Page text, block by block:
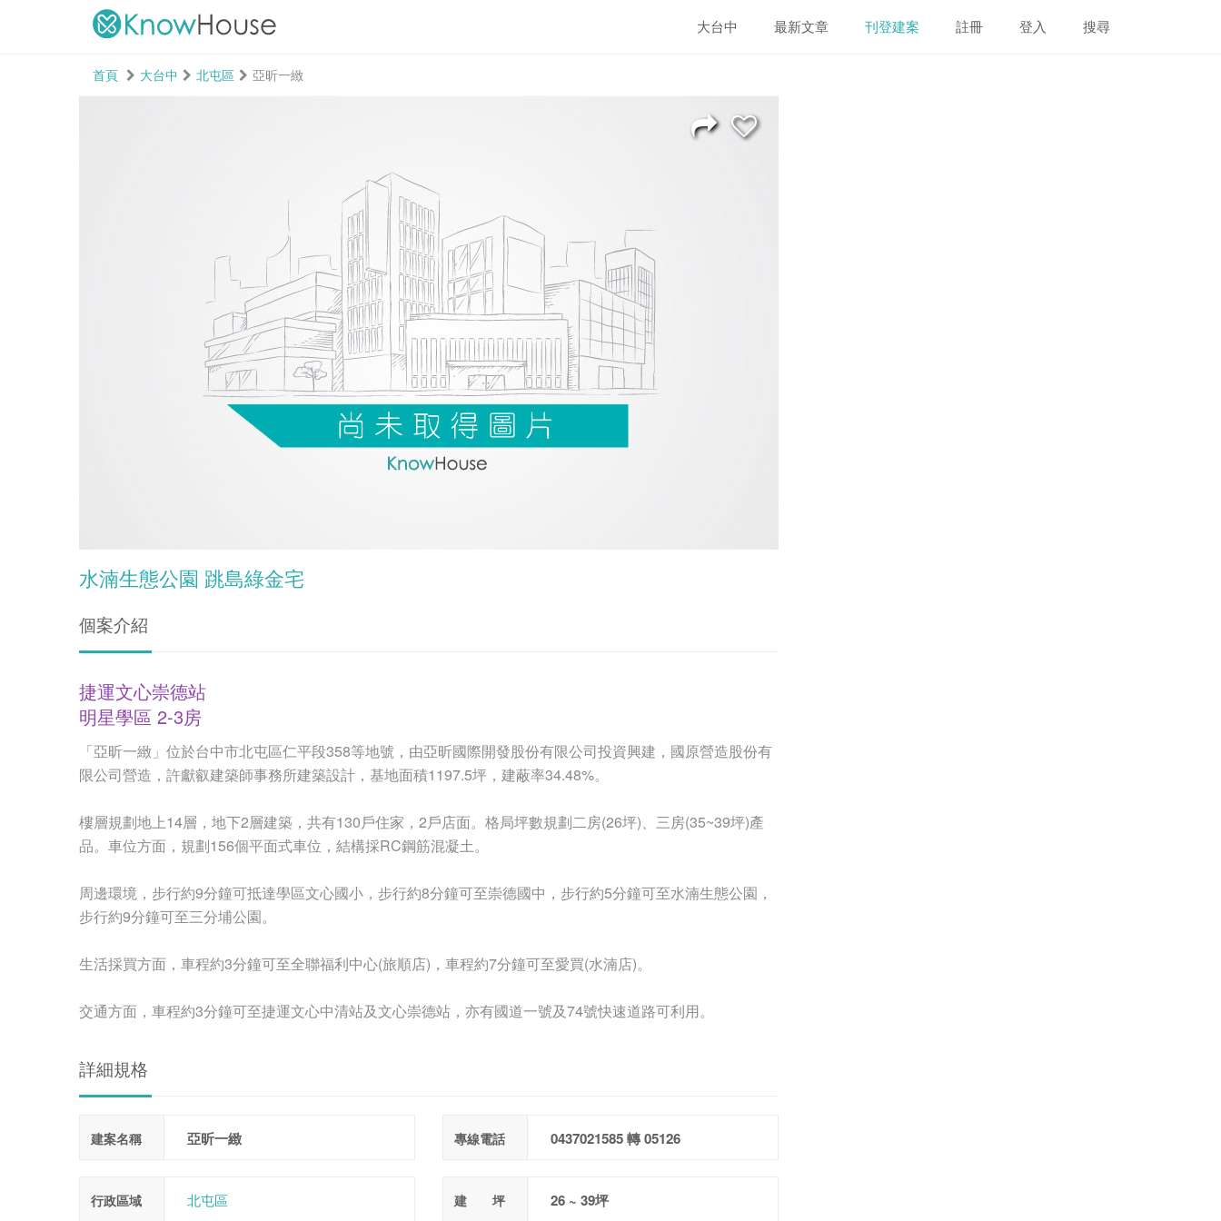
大台中 最新文章 刊登建案 註冊 登入 搜尋
首頁 大台中 北屯區 亞昕一緻
水湳生態公園 跳島綠金宅
個案介紹
捷運文心崇德站
明星學區 2-3房
「亞昕一緻」位於台中市北屯區仁平段358等地號，由亞昕國際開發股份有限公司投資興建，國原營造股份有
限公司營造，許獻叡建築師事務所建築設計，基地面積1197.5坪，建蔽率34.48%。
樓層規劃地上14層，地下2層建築，共有130戶住家，2戶店面。格局坪數規劃二房(26坪)、三房(35~39坪)產
品。車位方面，規劃156個平面式車位，結構採RC鋼筋混凝土。
周邊環境，步行約9分鐘可抵達學區文心國小，步行約8分鐘可至崇德國中，步行約5分鐘可至水湳生態公園，
步行約9分鐘可至三分埔公園。
生活採買方面，車程約3分鐘可至全聯福利中心(旅順店)，車程約7分鐘可至愛買(水湳店)。
交通方面，車程約3分鐘可至捷運文心中清站及文心崇德站，亦有國道一號及74號快速道路可利用。
詳細規格
建案名稱 亞昕一緻
行政區域 北屯區
專線電話 0437021585 轉 05126
建 坪 26 ~ 39坪